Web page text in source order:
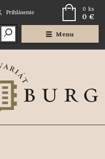
Menu
Prihlásenie 0 ks
0 €